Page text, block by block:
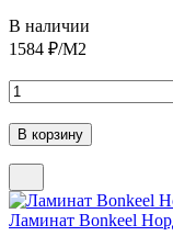
В наличии
1584 ₽/М2
Ламинат Bonkeel